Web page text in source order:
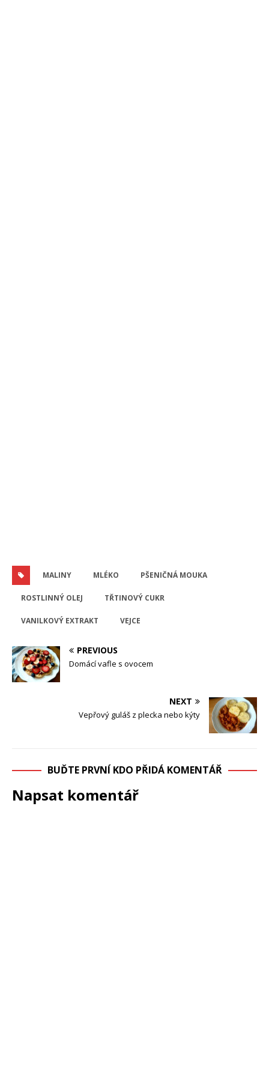
MALINY MLÉKO PŠENIČNÁ MOUKA
ROSTLINNÝ OLEJ TŘTINOVÝ CUKR
VANILKOVÝ EXTRAKT VEJCE
PREVIOUS
Domácí vafle s ovocem
NEXT
Vepřový guláš z plecka nebo kýty
BUĎTE PRVNÍ KDO PŘIDÁ KOMENTÁŘ
Napsat komentář